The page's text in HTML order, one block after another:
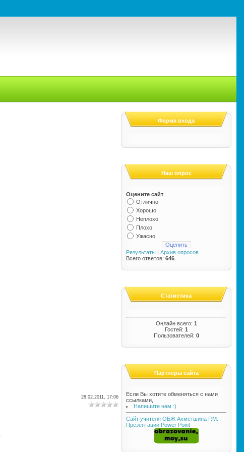
28.02.2011, 17:06
Форма входа
Наш опрос
Оцените сайт
Отлично
Хорошо
Неплохо
Плохо
Ужасно
Результаты | Архив опросов
Всего ответов: 646
Статистика
Онлайн всего: 1
Гостей: 1
Пользователей: 0
Партнеры сайта
Если Вы хотите обменяться с нами
ссылками,
Напишите нам :)
Сайт учителя ОБЖ Ахметшина Р.М.
Презентации Power Point